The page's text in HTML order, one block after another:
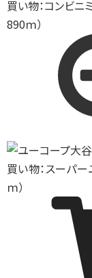
買い物：コンビニ
890ｍ）
買い物：スーパー
ｍ）